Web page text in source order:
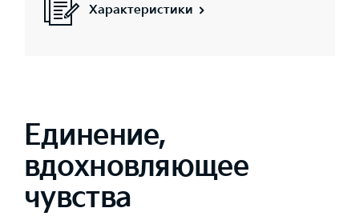
Характеристики
Единение,
вдохновляющее
чувства